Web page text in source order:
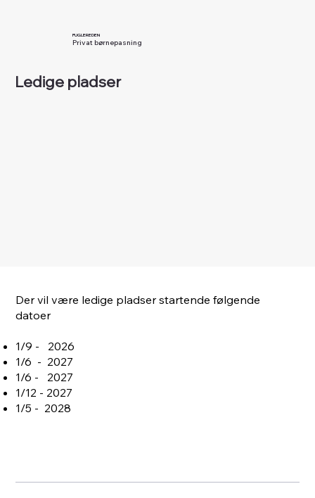
FUGLEREDEN
Privat børnepasning
Ledige pladser
Der vil være ledige pladser startende følgende
datoer​
1/9 - 2026
1/6 - 2027
1/6 - 2027
1/12 - 2027
1/5 - 2028